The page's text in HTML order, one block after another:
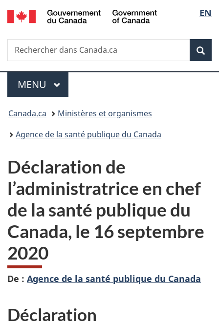
Passer
au
principal
Passer
à
Au
du
Passer
à
version
simplifiée
de
la
EN
Recherche
Rechercher
dans
Menu
MENU PRINCIPAL
Vous
êtes
Canada.ca
Ministères et organismes
Agence de la santé publique du Canada
Déclaration de
l’administratrice en chef
de la santé publique du
Canada, le 16 septembre
2020
De : Agence de la santé publique du Canada
Déclaration